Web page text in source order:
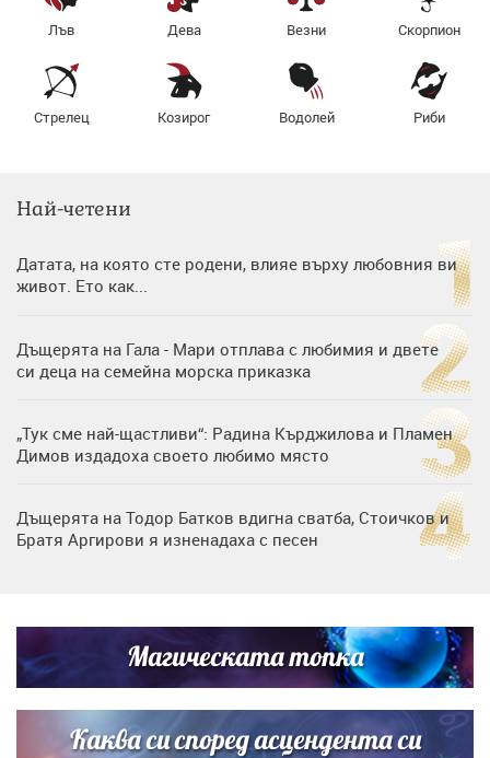
Лъв Дева Везни Скорпион
Стрелец Козирог Водолей Риби
Най-четени
Датата, на която сте родени, влияе върху любовния ви
живот. Ето как...
Дъщерята на Гала - Мари отплава с любимия и двете
си деца на семейна морска приказка
„Тук сме най-щастливи“: Радина Кърджилова и Пламен
Димов издадоха своето любимо място
Дъщерята на Тодор Батков вдигна сватба, Стоичков и
Братя Аргирови я изненадаха с песен
Списъкът е ясен: Джей Ло и Риана във ВИП гостите на
сватбата на Роналдо
Магическата топка
Каква си според асцендента си